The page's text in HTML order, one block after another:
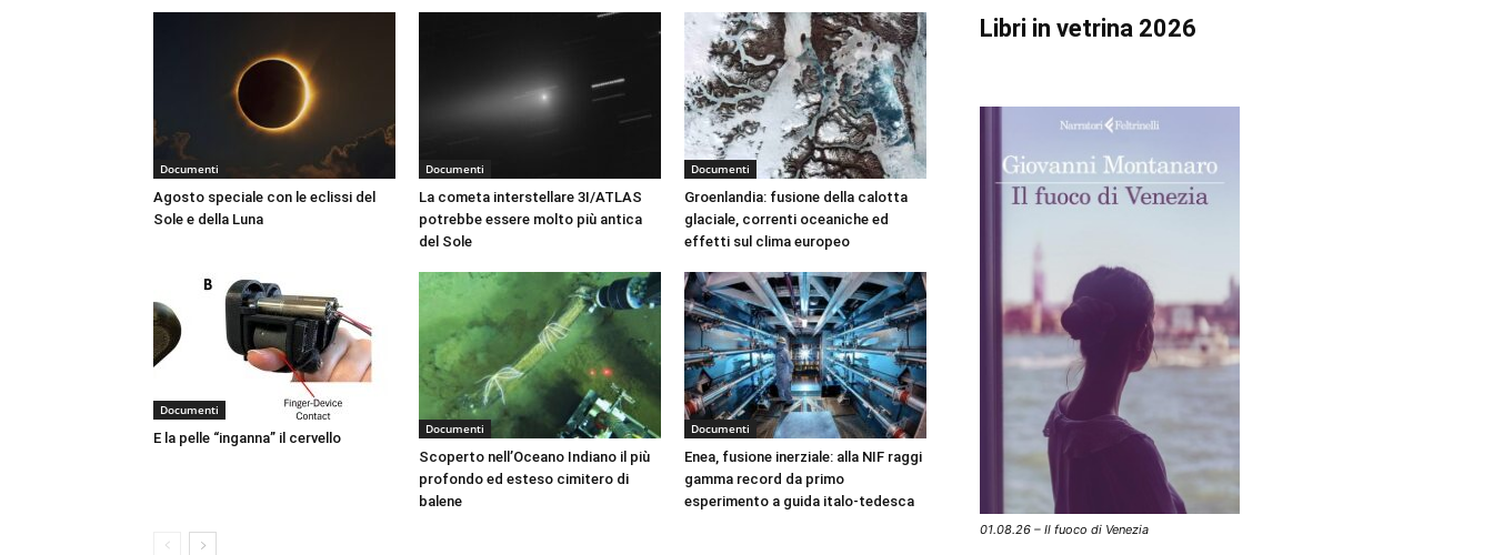
Documenti
Agosto speciale con le eclissi del
Sole e della Luna
Documenti
La cometa interstellare 3I/ATLAS
potrebbe essere molto più antica
del Sole
Documenti
Groenlandia: fusione della calotta
glaciale, correnti oceaniche ed
effetti sul clima europeo
Documenti
E la pelle “inganna” il cervello
Documenti
Scoperto nell’Oceano Indiano il più
profondo ed esteso cimitero di
balene
Documenti
Enea, fusione inerziale: alla NIF raggi
gamma record da primo
esperimento a guida italo-tedesca
Libri in vetrina 2026
01.08.26 – Il fuoco di Venezia